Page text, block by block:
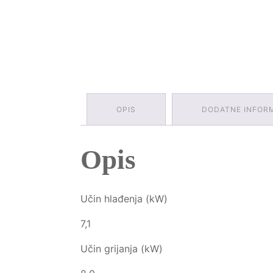
OPIS DODATNE
Opis
Učin hlađenja (kW)
7,1
Učin grijanja (kW)